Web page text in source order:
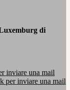
di
inviare una mail
per inviare una mail